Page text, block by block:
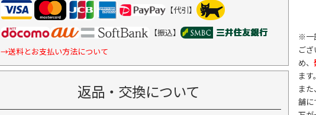
【代引】
【振込】
→送料とお支払い方法について
返品・交換について
※一
ご
め、
ます
ま
舗に